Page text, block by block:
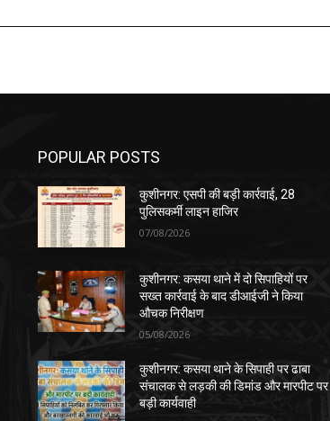
POPULAR POSTS
कुशीनगर: एसपी की बड़ी कार्रवाई, 28
पुलिसकर्मी लाइन हाजिर
07/08/2026
कुशीनगर: कसया थाने में दो सिपाहियों पर
सख्त कार्रवाई के बाद डीआईजी ने किया
औचक निरीक्षण
05/08/2026
कुशीनगर: कसया थाने के सिपाही पर ढाबा
संचालक से लड़की की डिमांड और मारपीट पर
बड़ी कार्यवाही